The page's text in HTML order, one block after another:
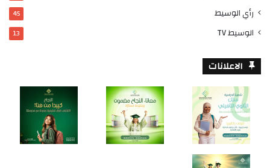
رأي الوسيط 45
الوسيط TV 13
الاعلانات